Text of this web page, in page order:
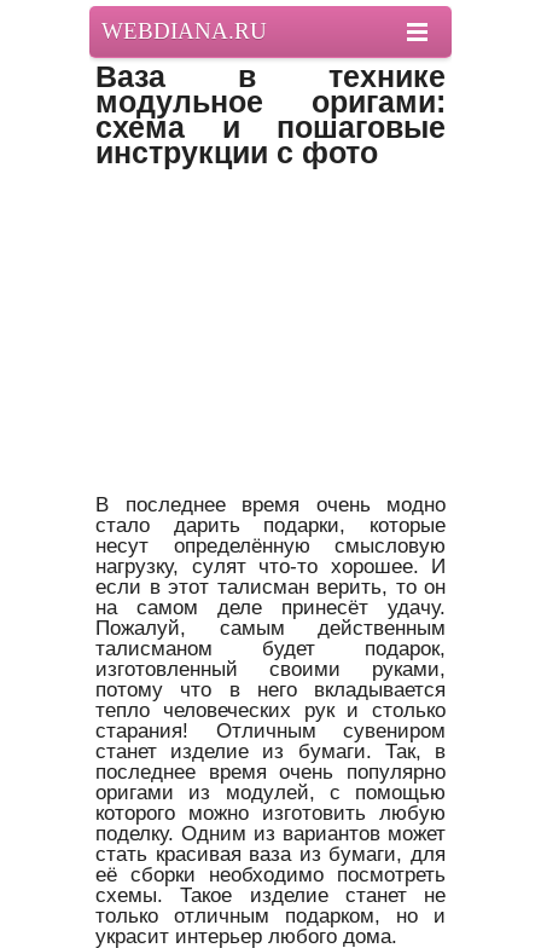
WEBDIANA.RU
Ваза в технике
модульное оригами:
схема и пошаговые
инструкции с фото
В последнее время очень модно
стало дарить подарки, которые
несут определённую смысловую
нагрузку, сулят что-то хорошее. И
если в этот талисман верить, то он
на самом деле принесёт удачу.
Пожалуй, самым действенным
талисманом будет подарок,
изготовленный своими руками,
потому что в него вкладывается
тепло человеческих рук и столько
старания! Отличным сувениром
станет изделие из бумаги. Так, в
последнее время очень популярно
оригами из модулей, с помощью
которого можно изготовить любую
поделку. Одним из вариантов может
стать красивая ваза из бумаги, для
её сборки необходимо посмотреть
схемы. Такое изделие станет не
только отличным подарком, но и
украсит интерьер любого дома.